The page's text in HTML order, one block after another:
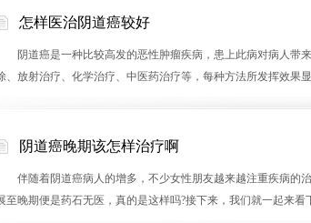
怎样医治阴道癌较好
阴道癌是一种比较高发的恶性肿瘤疾病，患上此病对病人带
、放射治疗、化学治疗、中医药治疗等，每种方法所发挥效果
阴道癌晚期该怎样治疗啊
伴随着阴道癌病人的增多，不少女性朋友越来越注重疾病的
至晚期便是药石无医，真的是这样吗?接下来，我们就一起来看